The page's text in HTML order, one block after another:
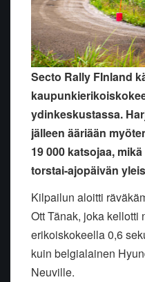
Secto Rally FInland
ydinkeskustassa.
jälleen ääriään
19 000 katsojaa,
torstai-ajopäivän
Kilpailun aloitti
Ott Tänak, joka kellotti
erikoiskokeella 0,6
kuin belgialainen
Neuville.